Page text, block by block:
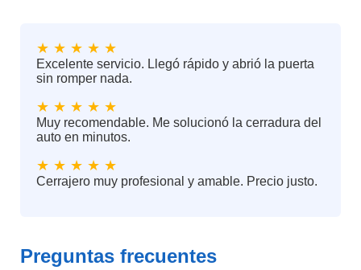
★ ★ ★ ★ ★
Excelente servicio. Llegó rápido y abrió la puerta
sin romper nada.
★ ★ ★ ★ ★
Muy recomendable. Me solucionó la cerradura del
auto en minutos.
★ ★ ★ ★ ★
Cerrajero muy profesional y amable. Precio justo.
Preguntas frecuentes